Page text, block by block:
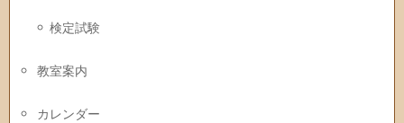
検定試験
教室案内
カレンダー